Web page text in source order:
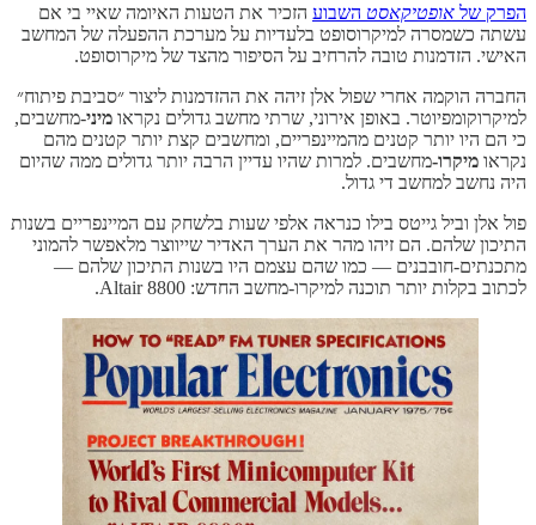
הפרק של אופטיקאסט השבוע הזכיר את הטעות האיומה שאיי בי אם
עשתה כשמסרה למיקרוסופט בלעדיות על מערכת ההפעלה של המחשב
האישי. הזדמנות טובה להרחיב על הסיפור מהצד של מיקרוסופט.
החברה הוקמה אחרי שפול אלן זיהה את ההזדמנות ליצור ״סביבת פיתוח״
למיקרוקומפיוטר. באופן אירוני, שרתי מחשב גדולים נקראו מיני-מחשבים,
כי הם היו יותר קטנים מהמיינפריים, ומחשבים קצת יותר קטנים מהם
נקראו מיקרו-מחשבים. למרות שהיו עדיין הרבה יותר גדולים ממה שהיום
היה נחשב למחשב די גדול.
פול אלן וביל גייטס בילו כנראה אלפי שעות בלשחק עם המיינפריים בשנות
התיכון שלהם. הם זיהו מהר את הערך האדיר שייווצר מלאפשר להמוני
מתכנתים-חובבנים — כמו שהם עצמם היו בשנות התיכון שלהם —
לכתוב בקלות יותר תוכנה למיקרו-מחשב החדש: Altair 8800.